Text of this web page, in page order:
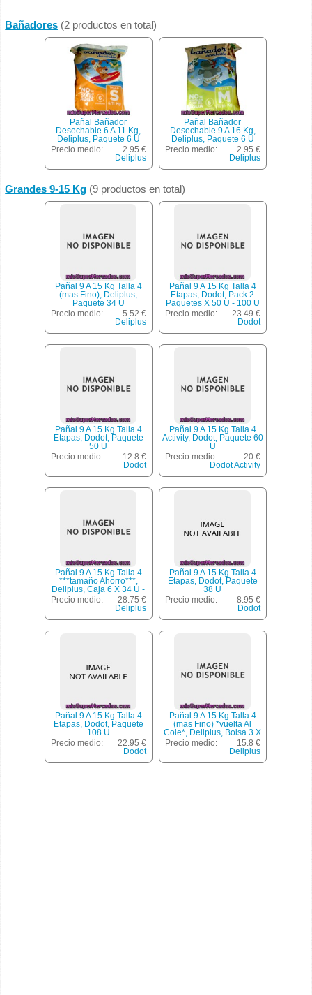
Bañadores (2 productos en total)
Pañal Bañador
Desechable 6 A 11 Kg,
Deliplus, Paquete 6 U
Precio medio:
2.95 €
Deliplus
Pañal Bañador
Desechable 9 A 16 Kg,
Deliplus, Paquete 6 U
Precio medio:
2.95 €
Deliplus
Grandes 9-15 Kg (9 productos en total)
Pañal 9 A 15 Kg Talla 4
(mas Fino), Deliplus,
Paquete 34 U
Precio medio:
5.52 €
Deliplus
Pañal 9 A 15 Kg Talla 4
Etapas, Dodot, Pack 2
Paquetes X 50 U - 100 U
Precio medio:
23.49 €
Dodot
Pañal 9 A 15 Kg Talla 4
Etapas, Dodot, Paquete
50 U
Precio medio:
12.8 €
Dodot
Pañal 9 A 15 Kg Talla 4
Activity, Dodot, Paquete 60
U
Precio medio:
20 €
Dodot Activity
Pañal 9 A 15 Kg Talla 4
***tamaño Ahorro***,
Deliplus, Caja 6 X 34 U -
204 U
Precio medio:
28.75 €
Deliplus
Pañal 9 A 15 Kg Talla 4
Etapas, Dodot, Paquete
38 U
Precio medio:
8.95 €
Dodot
Pañal 9 A 15 Kg Talla 4
Etapas, Dodot, Paquete
108 U
Precio medio:
22.95 €
Dodot
Pañal 9 A 15 Kg Talla 4
(mas Fino) *vuelta Al
Cole*, Deliplus, Bolsa 3 X
34 U - 102 U
Precio medio:
15.8 €
Deliplus